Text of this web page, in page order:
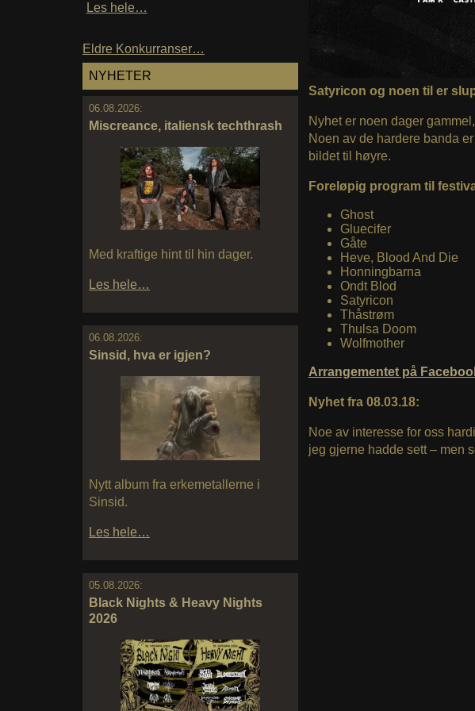
Les hele…
Eldre Konkurranser…
NYHETER
06.08.2026:
Miscreance, italiensk techthrash
Med kraftige hint til hin dager.
Les hele…
06.08.2026:
Sinsid, hva er igjen?
Nytt album fra erkemetallerne i
Sinsid.
Les hele…
05.08.2026:
Black Nights & Heavy Nights
2026
Satyricon og noen til er
Nyhet er noen dager
Noen av de hardere banda
bildet til høyre.
Foreløpig program til
Ghost
Gluecifer
Gåte
Heve, Blood And Die
Honningbarna
Ondt Blod
Satyricon
Thåstrøm
Thulsa Doom
Wolfmother
Arrangementet på
Nyhet fra 08.03.18:
Noe av interesse for oss
jeg gjerne hadde sett – men